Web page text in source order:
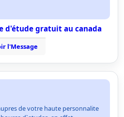
d'étude gratuit au canada
l'Message
de votre haute personnalite